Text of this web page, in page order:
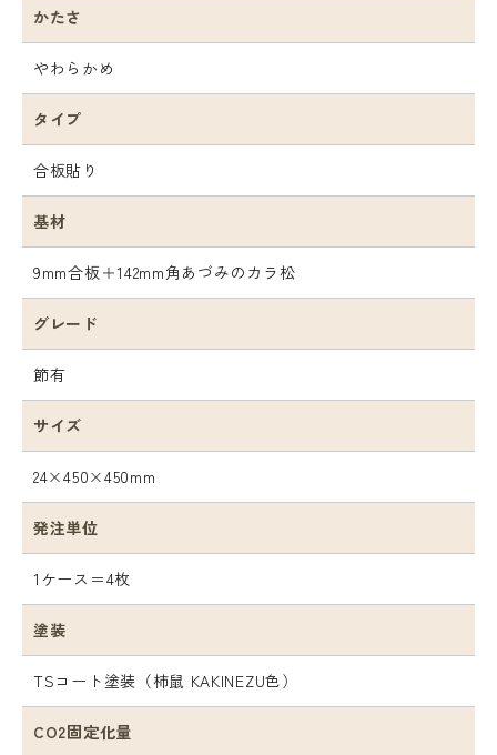
かたさ
やわらかめ
タイプ
合板貼り
基材
9mm合板＋142mm角あづみのカラ松
グレード
節有
サイズ
24×450×450mm
発注単位
1ケース＝4枚
塗装
TSコート塗装（柿鼠 KAKINEZU色）
CO2固定化量